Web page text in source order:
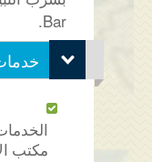
Bar.
مكتب